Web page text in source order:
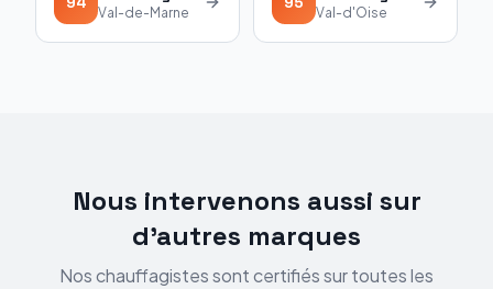
Val-de-Marne Val-d'Oise
Nous intervenons aussi sur
d'autres marques
Nos chauffagistes sont certifiés sur toutes les